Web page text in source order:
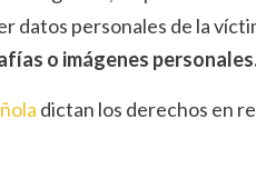
datos personales de la
o imágenes
dictan los derechos en